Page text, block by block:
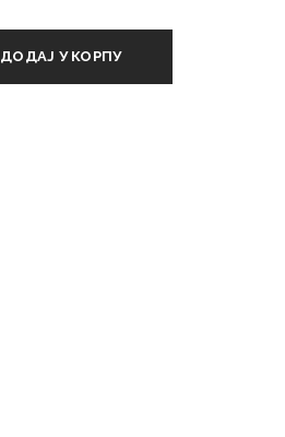
је:
690,00 рсд.
ДОДАЈ У КОРПУ